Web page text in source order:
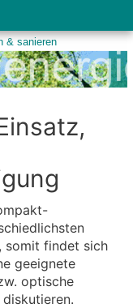
somit findet sich
geeignete
optische